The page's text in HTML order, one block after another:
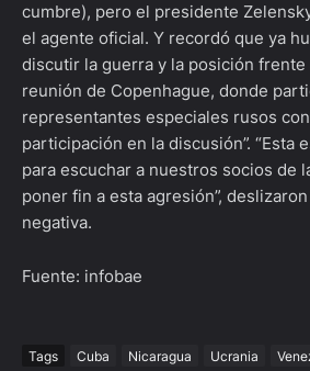
cumbre), pero el presidente
el agente oficial. Y recordó que ya
discutir la guerra y la posición frente
reunión de Copenhague, donde
representantes especiales rusos
participación en la discusión”. “Esta
para escuchar a nuestros socios de
poner fin a esta agresión”,
negativa.
Fuente: infobae
Tags Cuba Nicaragua Ucrania